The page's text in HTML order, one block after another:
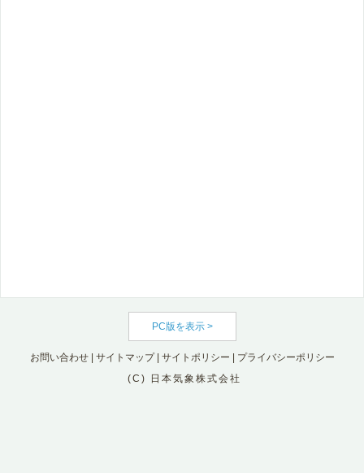
PC版を表示 >
お問い合わせ| サイトマップ| サイトポリシー
プライバシーポリシー
(C) 日本気象株式会社